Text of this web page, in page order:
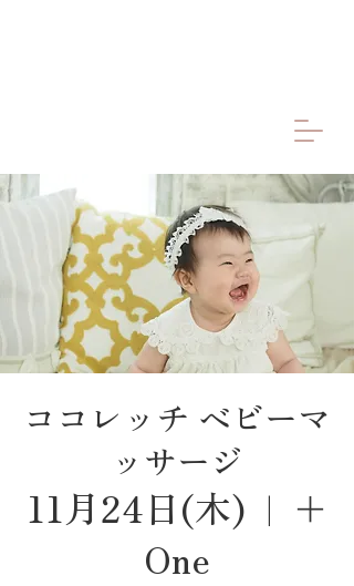
ココレッチ ベビーマ
ッサージ
11月24日(木)
  |
＋
One